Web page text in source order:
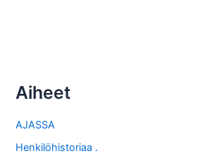
Aiheet
AJASSA
Henkilöhistoriaa .